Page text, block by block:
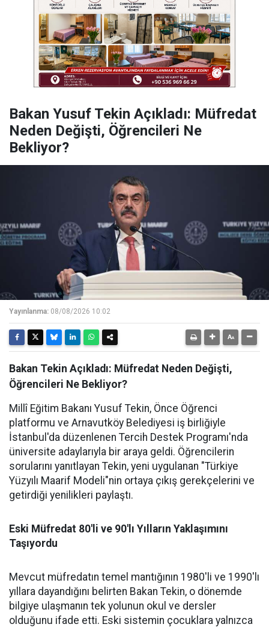
Bakan Yusuf Tekin Açıkladı: Müfredat
Neden Değişti, Öğrencileri Ne
Bekliyor?
Yayınlanma: 08/08/2026 10:02
Bakan Tekin Açıkladı: Müfredat Neden Değişti,
Öğrencileri Ne Bekliyor?
Millî Eğitim Bakanı Yusuf Tekin, Önce Öğrenci
platformu ve Arnavutköy Belediyesi iş birliğiyle
İstanbul'da düzenlenen Tercih Destek Programı'nda
üniversite adaylarıyla bir araya geldi. Öğrencilerin
sorularını yanıtlayan Tekin, yeni uygulanan "Türkiye
Yüzyılı Maarif Modeli"nin ortaya çıkış gerekçelerini ve
getirdiği yenilikleri paylaştı.
Eski Müfredat 80'li ve 90'lı Yılların Yaklaşımını
Taşıyordu
Mevcut müfredatın temel mantığının 1980'li ve 1990'lı
yıllara dayandığını belirten Bakan Tekin, o dönemde
bilgiye ulaşmanın tek yolunun okul ve dersler
olduğunu ifade etti. Eski sistemin çocuklara yalnızca